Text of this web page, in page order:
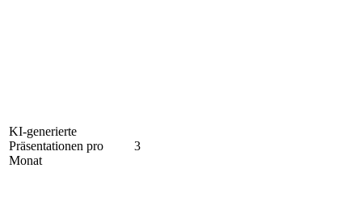
KI-generierte
Präsentationen pro
Monat
3